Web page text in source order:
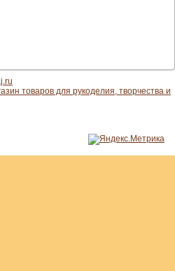
товаров для рукоделия, творчества и